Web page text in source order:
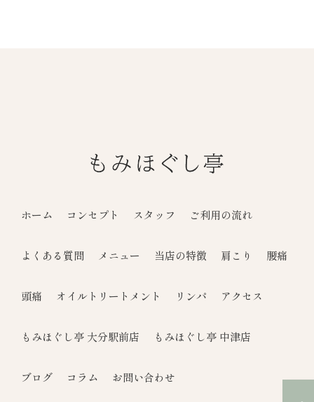
ホーム コンセプト スタッフ ご利用の流れ
よくある質問 メニュー 当店の特徴 肩こり 腰痛
頭痛 オイルトリートメント リンパ アクセス
もみほぐし亭 大分駅前店 もみほぐし亭 中津店
ブログ コラム お問い合わせ